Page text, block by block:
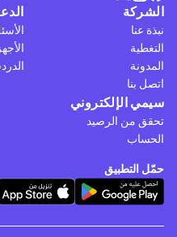
الشركة
نبذة عنا
التغطية
المدونة
اتصل بنا
سيمي الإلكتروني
تحقق من الرصيد
الحساب
حمّل التطبيق